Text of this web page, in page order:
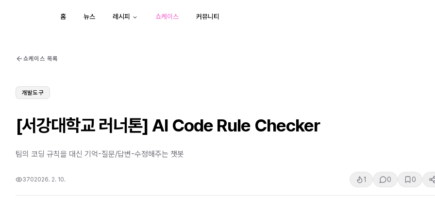
홈 뉴스 레시피 쇼케이스 커뮤니티
쇼케이스 목록
개발도구
[서강대학교 러너톤] AI Code Rule Checker
팀의 코딩 규칙을 대신 기억-질문/답변-수정해주는 챗봇
3702026. 2. 10. 1 0 0